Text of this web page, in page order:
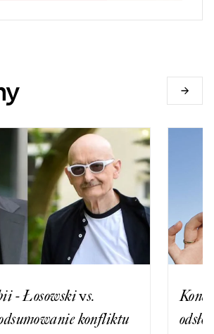
- Łosowski vs.
konfliktu